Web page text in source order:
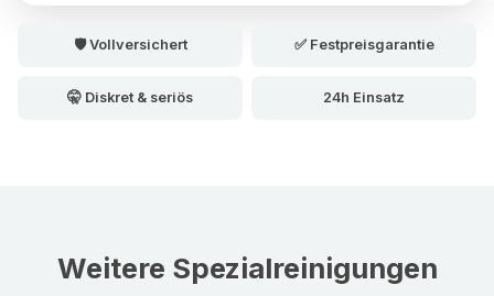
🛡️ Vollversichert ✅ Festpreisgarantie
🤫 Diskret & seriös 24h Einsatz
Weitere Spezialreinigungen